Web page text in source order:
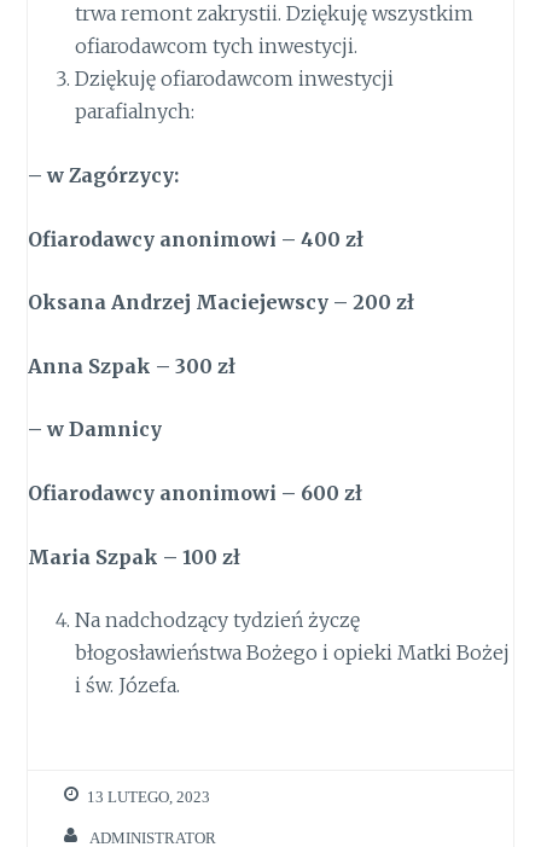
trwa remont zakrystii. Dziękuję wszystkim
ofiarodawcom tych inwestycji.
Dziękuję ofiarodawcom inwestycji
parafialnych:
– w Zagórzycy:
Ofiarodawcy anonimowi – 400 zł
Oksana Andrzej Maciejewscy – 200 zł
Anna Szpak – 300 zł
–w Damnicy
Ofiarodawcy anonimowi – 600 zł
Maria Szpak – 100 zł
Na nadchodzący tydzień życzę
błogosławieństwa Bożego i opieki Matki Bożej
i św. Józefa.
13 LUTEGO, 2023
ADMINISTRATOR